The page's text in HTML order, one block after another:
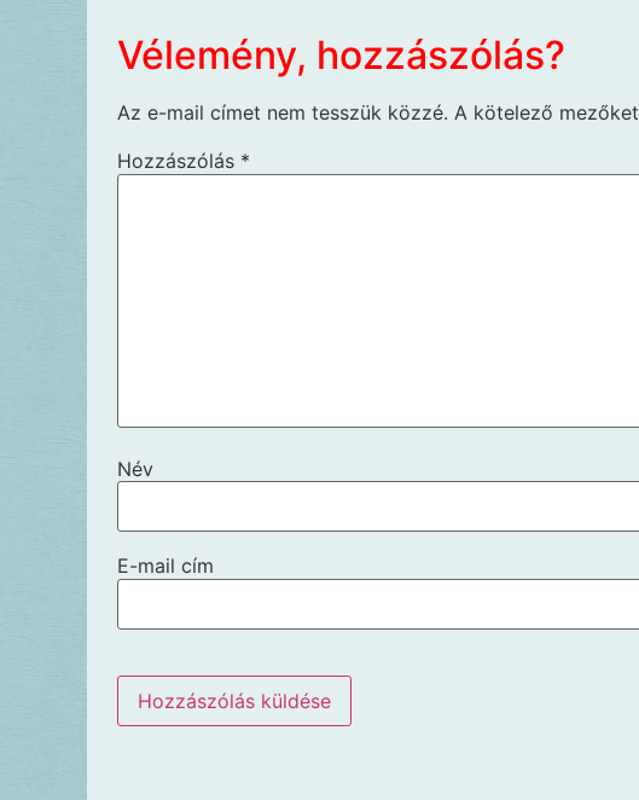
Vélemény, hozzászólás?
Az e-mail címet nem tesszük közzé. A kötelező mezőket
Hozzászólás *
Név
E-mail cím